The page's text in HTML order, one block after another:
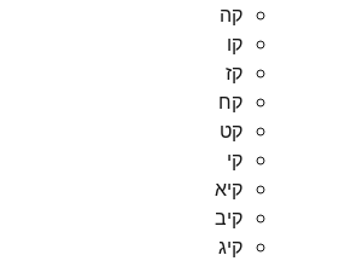
קה
קו
קז
קח
קט
קי
קיא
קיב
קיג